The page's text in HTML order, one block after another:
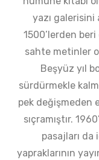
yazı galerisini
1500’lerden
sahte metinler
Beşyüz yıl
sürdürmekle
pek değişmeden
sıçramıştır.
pasajları
yapraklarının